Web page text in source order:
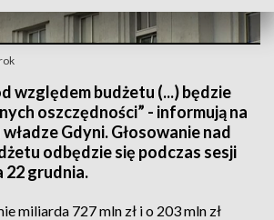
względem budżetu (...) będzie
oszczędności” - informują na
Gdyni. Głosowanie nad
odbędzie się podczas sesji
22 grudnia.
miliarda 727 mln zł i o 203 mln zł